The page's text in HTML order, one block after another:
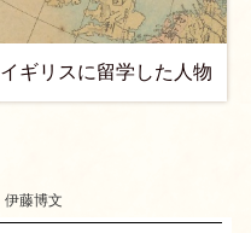
イギリスに留学した人物
伊藤博文